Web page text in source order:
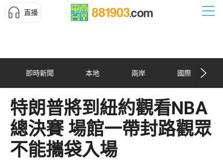
直播
即時新聞 本地 兩岸 國際
特朗普將到紐約觀看NBA
總決賽 場館一帶封路觀眾
不能攜袋入場